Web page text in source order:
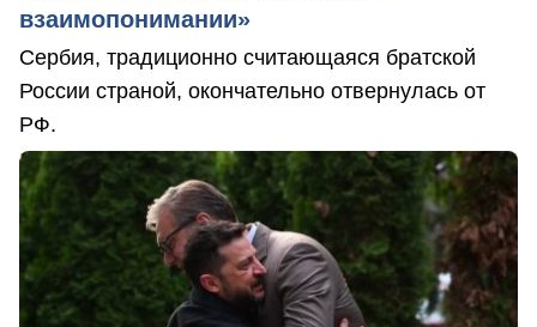
взаимопонимании»
Сербия, традиционно считающаяся братской
России страной, окончательно отвернулась от
РФ.